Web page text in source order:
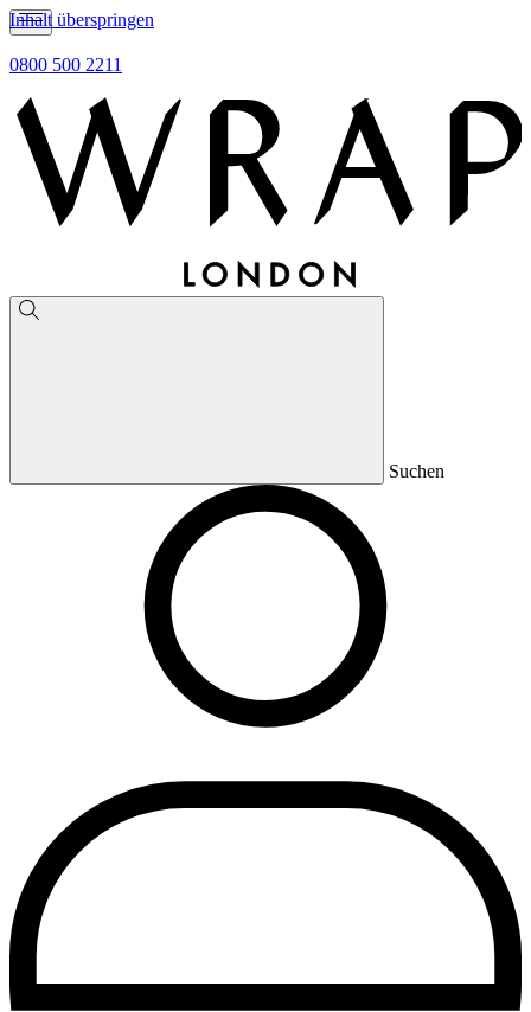
Inhalt überspringen
0800 500 2211
Suchen